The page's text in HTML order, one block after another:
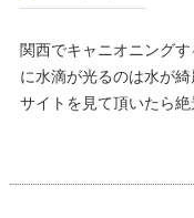
関西でキャニオニング
に水滴が光るのは水が綺
サイトを見て頂いたら絶